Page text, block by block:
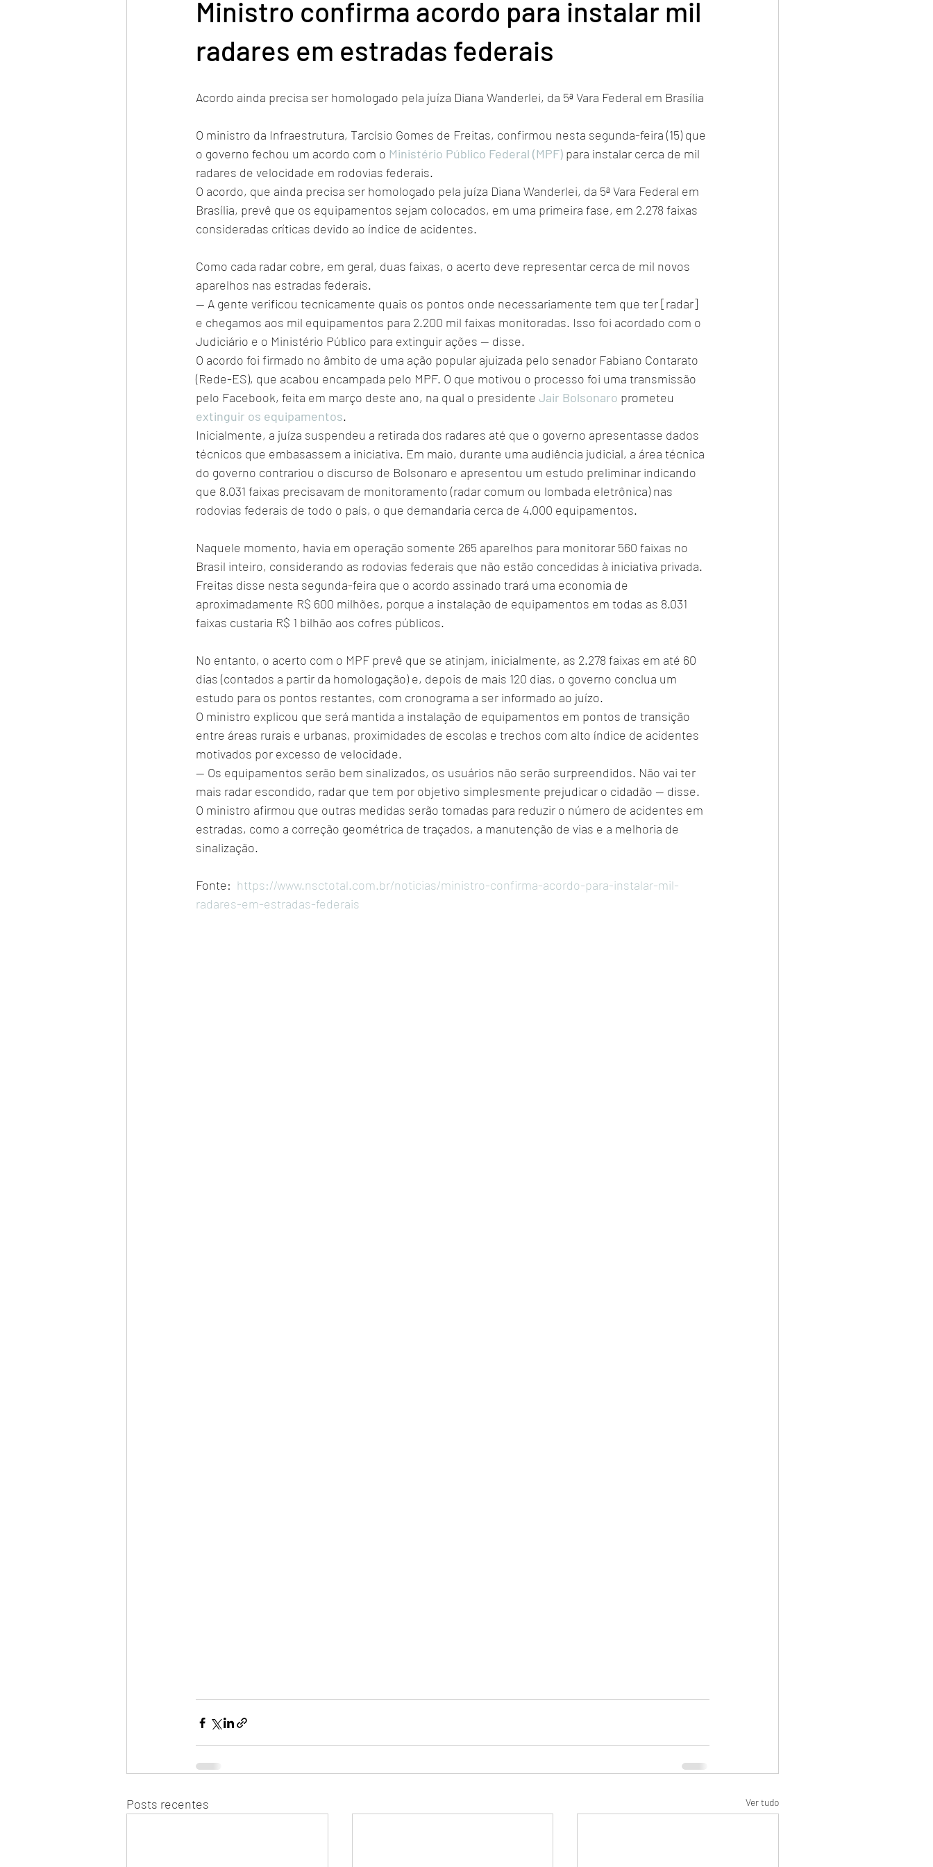
Ministro confirma acordo para instalar mil
radares em estradas federais
Acordo ainda precisa ser homologado pela juíza Diana Wanderlei, da 5ª Vara Federal em Brasília
O ministro da Infraestrutura, Tarcísio Gomes de Freitas, confirmou nesta segunda-feira (15) que
o governo fechou um acordo com o Ministério Público Federal (MPF) para instalar cerca de mil
radares de velocidade em rodovias federais.
O acordo, que ainda precisa ser homologado pela juíza Diana Wanderlei, da 5ª Vara Federal em
Brasília, prevê que os equipamentos sejam colocados, em uma primeira fase, em 2.278 faixas
consideradas críticas devido ao índice de acidentes.
Como cada radar cobre, em geral, duas faixas, o acerto deve representar cerca de mil novos
aparelhos nas estradas federais.
— A gente verificou tecnicamente quais os pontos onde necessariamente tem que ter [radar]
e chegamos aos mil equipamentos para 2.200 mil faixas monitoradas. Isso foi acordado com o
Judiciário e o Ministério Público para extinguir ações — disse.
O acordo foi firmado no âmbito de uma ação popular ajuizada pelo senador Fabiano Contarato
(Rede-ES), que acabou encampada pelo MPF. O que motivou o processo foi uma transmissão
pelo Facebook, feita em março deste ano, na qual o presidente Jair Bolsonaro prometeu
extinguir os equipamentos.
Inicialmente, a juíza suspendeu a retirada dos radares até que o governo apresentasse dados
técnicos que embasassem a iniciativa. Em maio, durante uma audiência judicial, a área técnica
do governo contrariou o discurso de Bolsonaro e apresentou um estudo preliminar indicando
que 8.031 faixas precisavam de monitoramento (radar comum ou lombada eletrônica) nas
rodovias federais de todo o país, o que demandaria cerca de 4.000 equipamentos.
Naquele momento, havia em operação somente 265 aparelhos para monitorar 560 faixas no
Brasil inteiro, considerando as rodovias federais que não estão concedidas à iniciativa privada.
Freitas disse nesta segunda-feira que o acordo assinado trará uma economia de
aproximadamente R$ 600 milhões, porque a instalação de equipamentos em todas as 8.031
faixas custaria R$ 1 bilhão aos cofres públicos.
No entanto, o acerto com o MPF prevê que se atinjam, inicialmente, as 2.278 faixas em até 60
dias (contados a partir da homologação) e, depois de mais 120 dias, o governo conclua um
estudo para os pontos restantes, com cronograma a ser informado ao juízo.
O ministro explicou que será mantida a instalação de equipamentos em pontos de transição
entre áreas rurais e urbanas, proximidades de escolas e trechos com alto índice de acidentes
motivados por excesso de velocidade.
— Os equipamentos serão bem sinalizados, os usuários não serão surpreendidos. Não vai ter
mais radar escondido, radar que tem por objetivo simplesmente prejudicar o cidadão — disse.
O ministro afirmou que outras medidas serão tomadas para reduzir o número de acidentes em
estradas, como a correção geométrica de traçados, a manutenção de vias e a melhoria de
sinalização.
Fonte: https://www.nsctotal.com.br/noticias/ministro-confirma-acordo-para-instalar-mil-
radares-em-estradas-federais
Posts recentes Ver tudo